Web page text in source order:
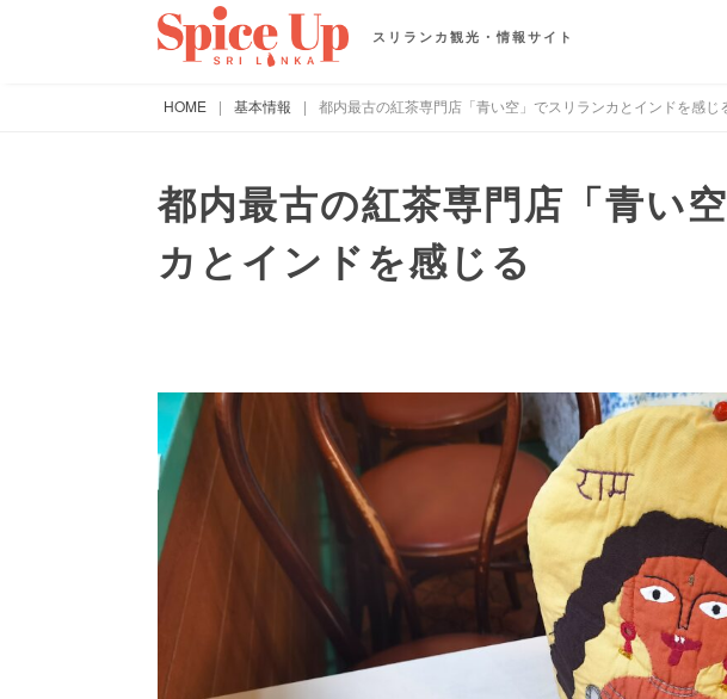
スリランカ観光・情報サイト
HOME | 基本情報 | 都内最古の紅茶専門店「青い空」でスリランカとインドを感じ
都内最古の紅茶専門店「青い
カとインドを感じる